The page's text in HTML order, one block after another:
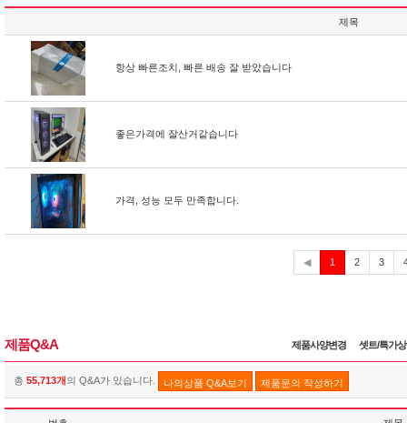
제목
항상 빠른조치, 빠른 배송 잘 받았습니다
좋은가격에 잘산거같습니다
가격, 성능 모두 만족합니다.
◀ 1
재
2 3
제품Q&A 제품사양변경 셋트/특가
총 55,713개의 Q&A가 있습니다. 나의상품 Q&A보기 제품문의 작성하기